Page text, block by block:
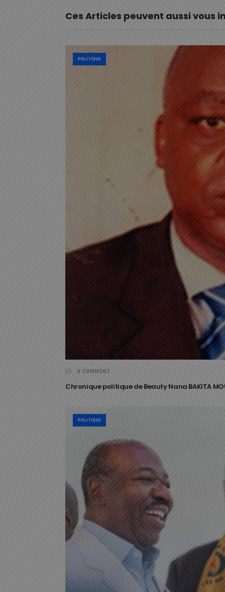
Ces Articles peuvent aussi vous
POLITIQUE
0 COMMENT
Chronique politique de Beauty Nana BAKITA
POLITIQUE